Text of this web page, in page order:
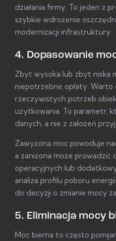
działania firmy. To jeden z
szybkie wdrożenie
modernizacji infrastruktury.
4. Dopasowanie
Zbyt wysoka lub zbyt niska
niepotrzebne opłaty. Warto
rzeczywistych potrzeb
użytkowania. To parametr,
danych, a nie z założeń
Zawyżona moc powoduje
a zaniżona może prowadzić
operacyjnych lub
analiza profilu poboru
do decyzji o zmianie mocy
5. Eliminacja mocy
Moc bierna to często